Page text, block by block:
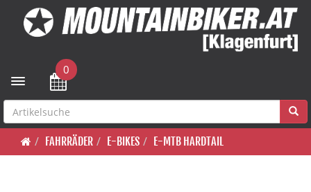
Toggle navigation
0
FAHRRÄDER E-BIKES E-MTB HARDTAIL